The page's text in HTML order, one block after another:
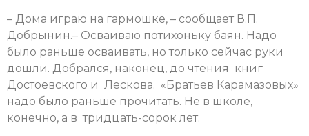
­– Дома играю на гармошке, – сообщает В.П.
Добрынин.– Осваиваю потихоньку баян. Надо
было раньше осваивать, но только сейчас руки
дошли. Добрался, наконец, до чтения книг
Достоевского и Лескова. «Братьев Карамазовых»
надо было раньше прочитать. Не в школе,
конечно, а в тридцать-сорок лет.